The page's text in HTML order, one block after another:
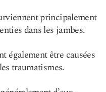
principalement
dans les jambes.
également être causées
traumatismes.